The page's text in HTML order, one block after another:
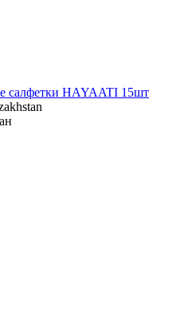
салфетки HAYAATI 15шт